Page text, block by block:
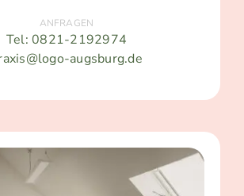
ANFRAGEN
Tel: 0821-2192974
augsburg.de